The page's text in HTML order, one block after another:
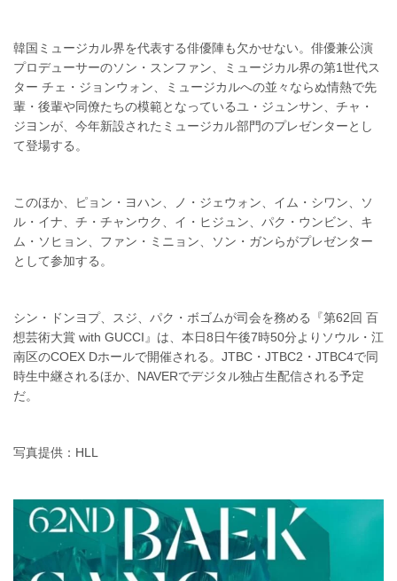
韓国ミュージカル界を代表する俳優陣も欠かせない。俳優兼公演
プロデューサーのソン・スンファン、ミュージカル界の第1世代ス
ター チェ・ジョンウォン、ミュージカルへの並々ならぬ情熱で先
輩・後輩や同僚たちの模範となっているユ・ジュンサン、チャ・
ジヨンが、今年新設されたミュージカル部門のプレゼンターとし
て登場する。
このほか、ピョン・ヨハン、ノ・ジェウォン、イム・シワン、ソ
ル・イナ、チ・チャンウク、イ・ヒジュン、パク・ウンビン、キ
ム・ソヒョン、ファン・ミニョン、ソン・ガンらがプレゼンター
として参加する。
シン・ドンヨプ、スジ、パク・ボゴムが司会を務める『第62回 百
想芸術大賞 with GUCCI』は、本日8日午後7時50分よりソウル・江
南区のCOEX Dホールで開催される。JTBC・JTBC2・JTBC4で同
時生中継されるほか、NAVERでデジタル独占生配信される予定
だ。
写真提供：HLL